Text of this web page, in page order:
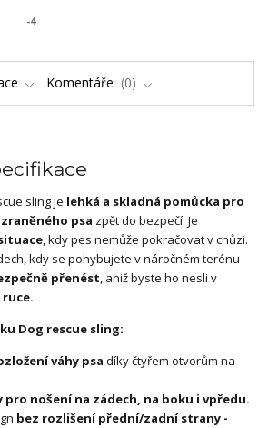
-4
Komentáře 0
sling je lehká a skladná pomůcka pro
psa zpět do bezpečí. Je
, kdy pes nemůže pokračovat v chůzi.
kdy se pohybujete v náročném terénu
přenést, aniž byste ho nesli v
Dog rescue sling:
váhy psa díky čtyřem otvorům na
pro nošení na zádech, na boku i vpředu.
bez rozlišení přední/zadní strany -